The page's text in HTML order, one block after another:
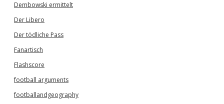
Dembowski ermittelt
Der Libero
Der tödliche Pass
Fanartisch
Flashscore
football arguments
footballandgeography